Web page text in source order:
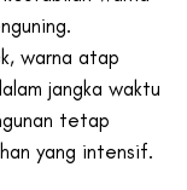
warna atap
jangka waktu
tetap
yang intensif.